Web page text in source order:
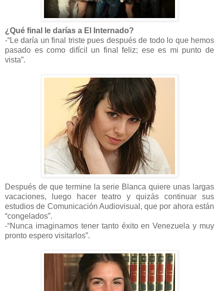
¿Qué final le darías a El Internado?
-“Le daría un final triste pues después de todo lo que hemos
pasado es como difícil un final feliz; ese es mi punto de
vista”.
Después de que termine la serie Blanca quiere unas largas
vacaciones, luego hacer teatro y quizás continuar sus
estudios de Comunicación Audiovisual, que por ahora están
“congelados”.
-“Nunca imaginamos tener tanto éxito en Venezuela y muy
pronto espero visitarlos”.